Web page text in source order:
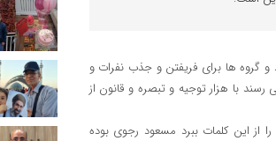
و گروه ها برای فریفتن و جذب نفرات و
با هزار توجیه و تبصره و قانون از
از این کلمات ببرد مسعود رجوی بوده